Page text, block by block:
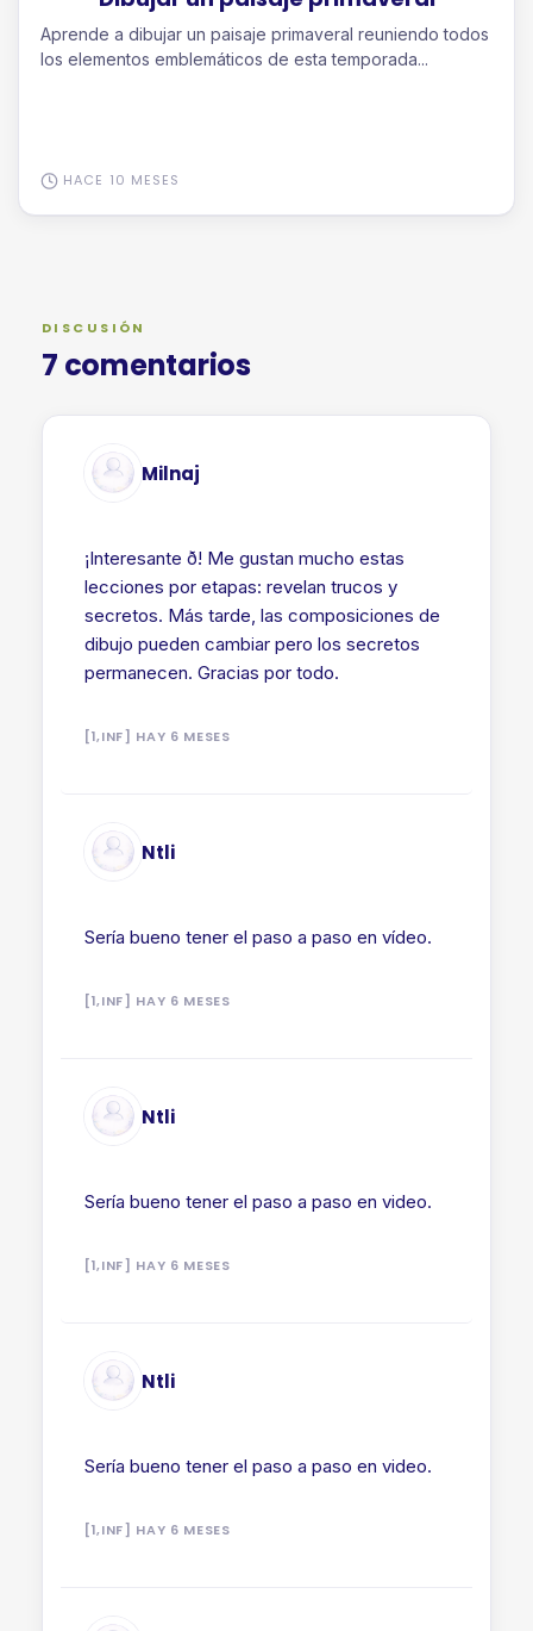
Aprende a dibujar un paisaje primaveral reuniendo todos
los elementos emblemáticos de esta temporada...
HACE 10 MESES
DISCUSIÓN
7 comentarios
Milnaj
¡Interesante ð! Me gustan mucho estas
lecciones por etapas: revelan trucos y
secretos. Más tarde, las composiciones de
dibujo pueden cambiar pero los secretos
permanecen. Gracias por todo.
[1,INF] HAY 6 MESES
Ntli
Sería bueno tener el paso a paso en vídeo.
[1,INF] HAY 6 MESES
Ntli
Sería bueno tener el paso a paso en video.
[1,INF] HAY 6 MESES
Ntli
Sería bueno tener el paso a paso en video.
[1,INF] HAY 6 MESES